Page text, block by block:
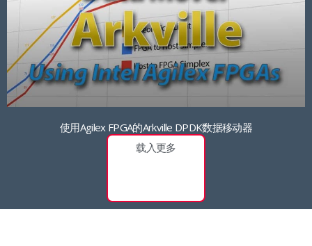
使用Agilex FPGA的Arkville DPDK数据移动器
载入更多